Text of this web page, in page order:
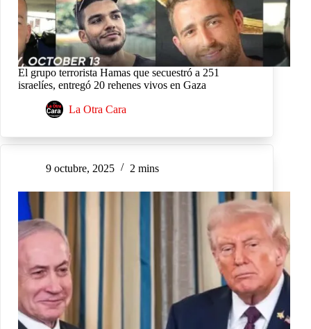
El grupo terrorista Hamas que secuestró a 251
israelíes, entregó 20 rehenes vivos en Gaza
La Otra Cara
9 octubre, 2025 2 mins